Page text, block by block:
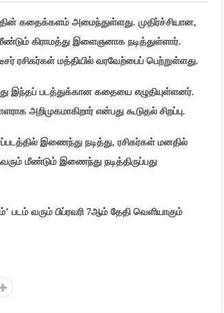
கதைக்களம் அமைந்துள்ளது. முதிர்ச்சியான,
மீண்டும் கிராமத்து இளைஞனாக நடித்துள்ளார்.
மத்தியில் வரவேற்பைப் பெற்றுள்ளது.
இந்தப் படத்துக்கான கதையை எழுதியுள்ளனர்.
அறிமுகமாகிறார் என்பது கூடுதல் சிறப்பு.
இணைந்து நடித்து, ரசிகர்கள் மனதில்
மீண்டும் இணைந்து நடித்திருப்பது
வரும் பிப்ரவரி 7ஆம் தேதி வெளியாகும்